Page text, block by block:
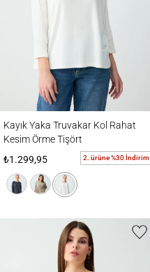
Kayık Yaka Truvakar Kol Rahat
Kesim Örme Tişört
₺1.299,95
2. ürüne %30 İndirim